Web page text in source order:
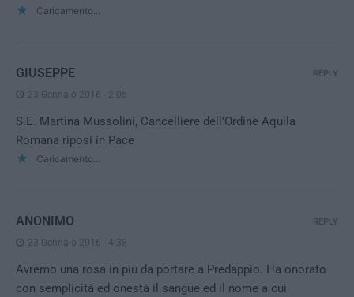
Caricamento...
GIUSEPPE
23 Gennaio 2016 - 2:05
S.E. Martina Mussolini, Cancelliere dell’Ordine Aquila
Romana riposi in Pace
Caricamento...
REPLY
ANONIMO
23 Gennaio 2016 - 4:38
Avremo una rosa in più da portare a Predappio. Ha onorato
con semplicità ed onestà il sangue ed il nome a cui
REPLY